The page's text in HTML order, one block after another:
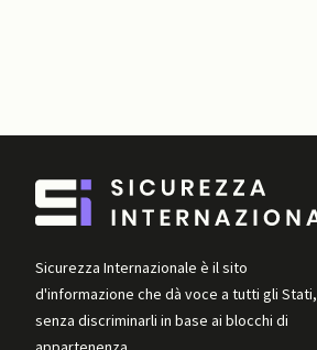
Sicurezza Internazionale è il sito
d'informazione che dà voce a tutti gli Stati,
senza discriminarli in base ai blocchi di